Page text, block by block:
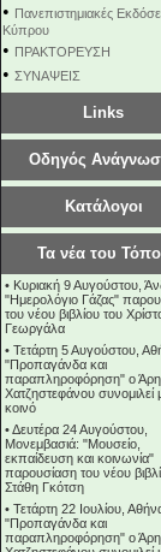
• Πανεπιστημιακές
Κύπρου
• ΠΡΑΚΤΟΡΕΥΣΗ
• ΣΥΝΑΨΕΙΣ
Links
Οδηγός
Κατάλογοι
Τα νέα του
• Κυριακή 9 Αυγούστου,
"Ημερολόγιο Γάζας"
του νέου βιβλίου του
Γεωργάλα
• Τετάρτη 5 Αυγούστου,
"Προπαγάνδα και
παραπληροφόρηση" ο
Χατζηστεφάνου συνομιλεί
κοινό
•Δευτέρα 24 Αυγούστου,
Μονεμβασιά: "Μουσείο,
εκπαίδευση και κοινωνία"
παρουσίαση του νέου
Στάθη Γκότση
• Τετάρτη 22 Ιουλίου,
"Προπαγάνδα και
παραπληροφόρηση" ο